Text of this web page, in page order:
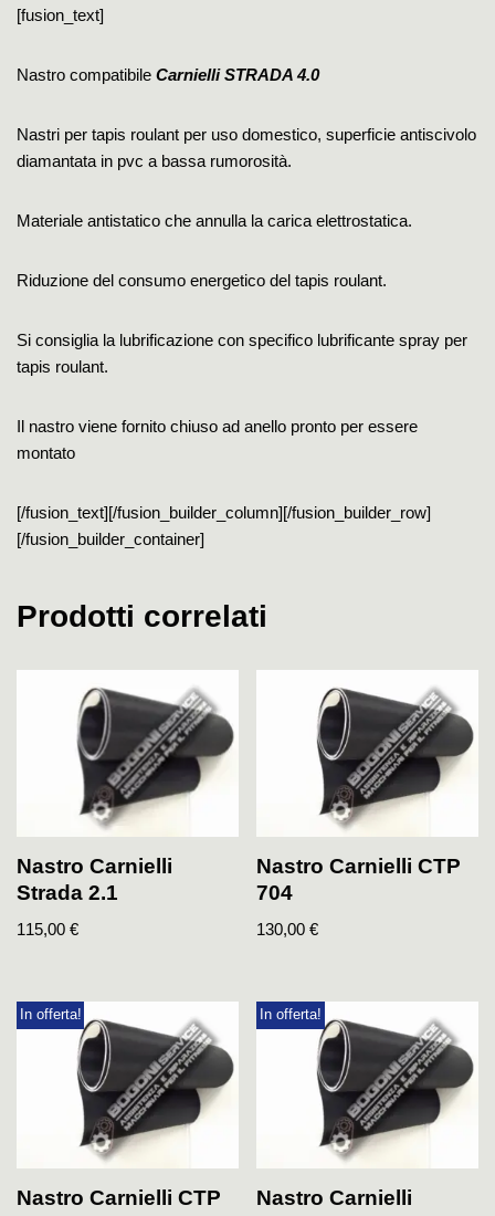
[fusion_text]
Nastro compatibile Carnielli STRADA 4.0
Nastri per tapis roulant per uso domestico, superficie antiscivolo
diamantata in pvc a bassa rumorosità.
Materiale antistatico che annulla la carica elettrostatica.
Riduzione del consumo energetico del tapis roulant.
Si consiglia la lubrificazione con specifico lubrificante spray per
tapis roulant.
Il nastro viene fornito chiuso ad anello pronto per essere
montato
[/fusion_text][/fusion_builder_column][/fusion_builder_row]
[/fusion_builder_container]
Prodotti correlati
Nastro Carnielli
Strada 2.1
115,00 €
Nastro Carnielli CTP
704
130,00€
In offerta!
Nastro Carnielli CTP
In offerta!
Nastro Carnielli